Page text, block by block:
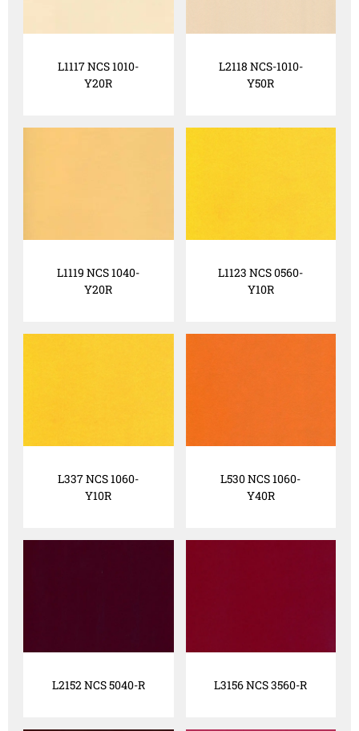
L1117 NCS 1010-
Y20R
L2118 NCS-1010-
Y50R
L1119 NCS 1040-
Y20R
L1123 NCS 0560-
Y10R
L337 NCS 1060-
Y10R
L530 NCS 1060-
Y40R
L2152 NCS 5040-R L3156 NCS 3560-R